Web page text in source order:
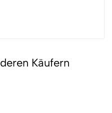
Käufern